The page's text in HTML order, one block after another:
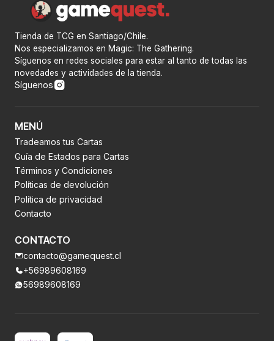
Tienda de TCG en Santiago/Chile.
Nos especializamos en Magic: The Gathering.
Síguenos en redes sociales para estar al tanto de todas las
novedades y actividades de la tienda.
Síguenos
MENÚ
Tradeamos tus Cartas
Guía de Estados para Cartas
Términos y Condiciones
Políticas de devolución
Política de privacidad
Contacto
CONTACTO
contacto@gamequest.cl
+56989608169
56989608169